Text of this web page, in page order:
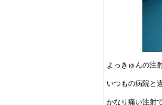
よっきゅんの注
いつもの病院と
かなり痛い注射